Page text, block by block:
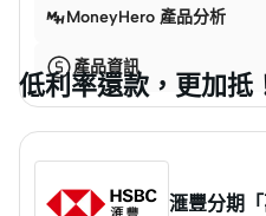
MoneyHero 產品分析
產品資訊
低利率還款，更加抵
滙豐分期「